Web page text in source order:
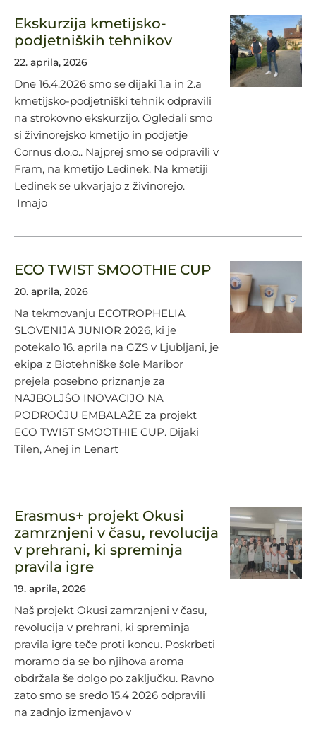
Ekskurzija kmetijsko-
podjetniških tehnikov
22. aprila, 2026
Dne 16.4.2026 smo se dijaki 1.a in 2.a
kmetijsko-podjetniški tehnik odpravili
na strokovno ekskurzijo. Ogledali smo
si živinorejsko kmetijo in podjetje
Cornus d.o.o.. Najprej smo se odpravili v
Fram, na kmetijo Ledinek. Na kmetiji
Ledinek se ukvarjajo z živinorejo.
Imajo
ECO TWIST SMOOTHIE CUP
20. aprila, 2026
Na tekmovanju ECOTROPHELIA
SLOVENIJA JUNIOR 2026, ki je
potekalo 16. aprila na GZS v Ljubljani, je
ekipa z Biotehniške šole Maribor
prejela posebno priznanje za
NAJBOLJŠO INOVACIJO NA
PODROČJU EMBALAŽE za projekt
ECO TWIST SMOOTHIE CUP. Dijaki
Tilen, Anej in Lenart
Erasmus+ projekt Okusi
zamrznjeni v času, revolucija
v prehrani, ki spreminja
pravila igre
19. aprila, 2026
Naš projekt Okusi zamrznjeni v času,
revolucija v prehrani, ki spreminja
pravila igre teče proti koncu. Poskrbeti
moramo da se bo njihova aroma
obdržala še dolgo po zaključku. Ravno
zato smo se sredo 15.4 2026 odpravili
na zadnjo izmenjavo v